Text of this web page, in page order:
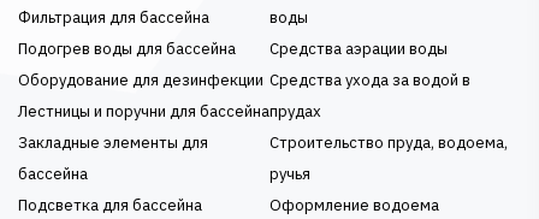
Фильтрация для бассейна
Подогрев воды для бассейна
Оборудование для дезинфекции
Лестницы и поручни для бассейна
Закладные элементы для
бассейна
Подсветка для бассейна
воды
Средства аэрации воды
Средства ухода за водой в
прудах
Строительство пруда, водоема,
ручья
Оформление водоема